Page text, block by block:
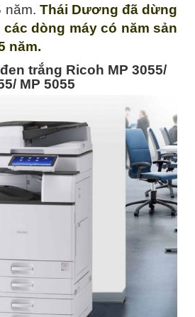
năm. Thái Dương đã dừng
dòng máy có năm sản
năm.
trắng Ricoh MP 3055/
MP 5055